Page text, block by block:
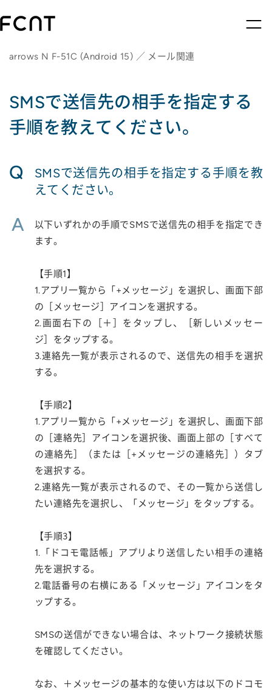
arrows N F-51C (Android 15) ／ メール関連
SMSで送信先の相手を指定する
手順を教えてください。
Q
SMSで送信先の相手を指定する手順を教
えてください。
A
以下いずれかの手順でSMSで送信先の相手を指定でき
ます。
【手順1】
1.アプリ一覧から「+メッセージ」を選択し、画面下部
の［メッセージ］アイコンを選択する。
2.画面右下の［＋］をタップし、［新しいメッセー
ジ］をタップする。
3.連絡先一覧が表示されるので、送信先の相手を選択
する。
【手順2】
1.アプリ一覧から「+メッセージ」を選択し、画面下部
の［連絡先］アイコンを選択後、画面上部の［すべて
の連絡先］（または［+メッセージの連絡先］）タブ
を選択する。
2.連絡先一覧が表示されるので、その一覧から送信し
たい連絡先を選択し、「メッセージ」をタップする。
【手順3】
1.「ドコモ電話帳」アプリより送信したい相手の連絡
先を選択する。
2.電話番号の右横にある「メッセージ」アイコンをタ
ップする。
SMSの送信ができない場合は、ネットワーク接続状態
を確認してください。
なお、＋メッセージの基本的な使い方は以下のドコモ